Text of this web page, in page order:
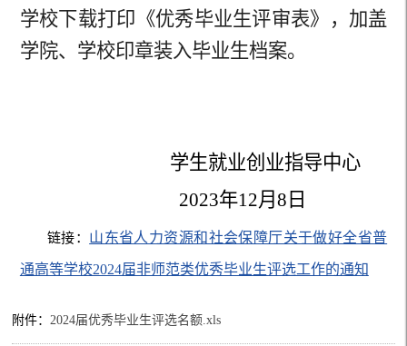
学校下载打印《优秀毕业生评审表》，加盖
学院、学校印章装入毕业生档案。
学生就业创业指导中心
2023年12月8日
链接： 山东省人力资源和社会保障厅关于做好全省普
通高等学校2024届非师范类优秀毕业生评选工作的通知
附件：2024届优秀毕业生评选名额.xls